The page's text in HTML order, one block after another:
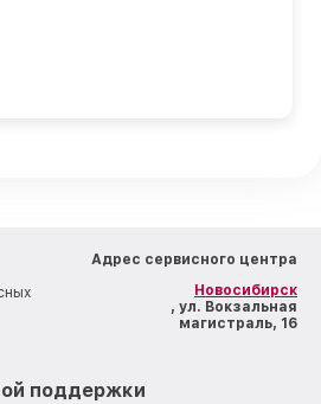
Адрес сервисного центра
Новосибирск
, ул. Вокзальная
магистраль, 16
поддержки